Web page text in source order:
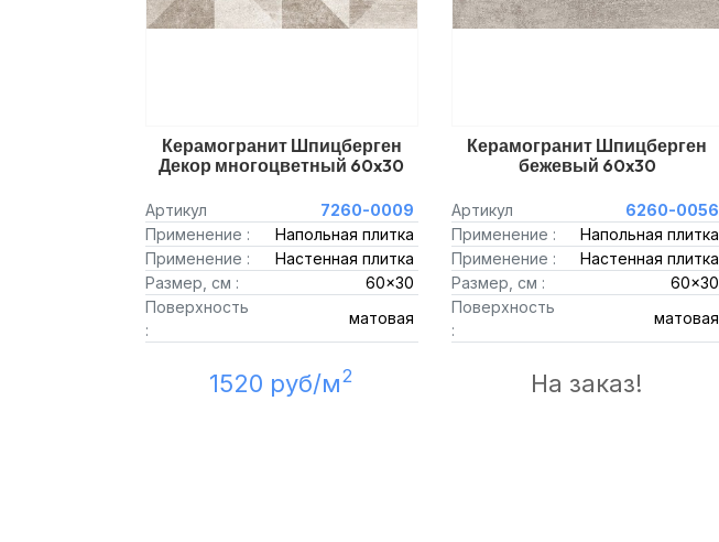
Керамогранит Шпицберген
Декор многоцветный 60x30
Артикул
7260-0009
Применение :
Напольная плитка
Применение :
Настенная плитка
Размер, см :
60x30
Поверхность
:
матовая
1520 руб/м2
Керамогранит Шпицберген
бежевый 60x30
Артикул
6260-0056
Применение :
Напольная плитка
Применение :
Настенная плитка
Размер, см :
60x30
Поверхность
:
матовая
На заказ!